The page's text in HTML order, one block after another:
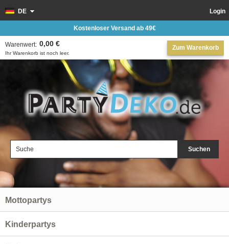
Suchen
Login
DE
Zum Warenkorb
Ihr Warenkorb ist noch leer.
Warenwert: 0,00 €
Kostenloser Versand ab 49€
Mottopartys
Kinderpartys